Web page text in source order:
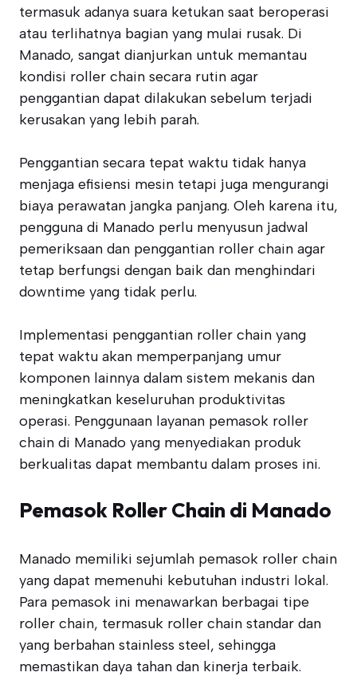
termasuk adanya suara ketukan saat beroperasi
atau terlihatnya bagian yang mulai rusak. Di
Manado, sangat dianjurkan untuk memantau
kondisi roller chain secara rutin agar
penggantian dapat dilakukan sebelum terjadi
kerusakan yang lebih parah.
Penggantian secara tepat waktu tidak hanya
menjaga efisiensi mesin tetapi juga mengurangi
biaya perawatan jangka panjang. Oleh karena itu,
pengguna di Manado perlu menyusun jadwal
pemeriksaan dan penggantian roller chain agar
tetap berfungsi dengan baik dan menghindari
downtime yang tidak perlu.
Implementasi penggantian roller chain yang
tepat waktu akan memperpanjang umur
komponen lainnya dalam sistem mekanis dan
meningkatkan keseluruhan produktivitas
operasi. Penggunaan layanan pemasok roller
chain di Manado yang menyediakan produk
berkualitas dapat membantu dalam proses ini.
Pemasok Roller Chain di Manado
Manado memiliki sejumlah pemasok roller chain
yang dapat memenuhi kebutuhan industri lokal.
Para pemasok ini menawarkan berbagai tipe
roller chain, termasuk roller chain standar dan
yang berbahan stainless steel, sehingga
memastikan daya tahan dan kinerja terbaik.